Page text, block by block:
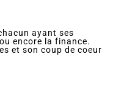
ayant ses
encore la finance.
et son coup de coeur